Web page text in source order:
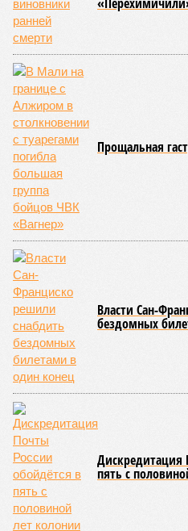
Прощальная
Власти Сан-
бездомных
Дискредитация
пять с